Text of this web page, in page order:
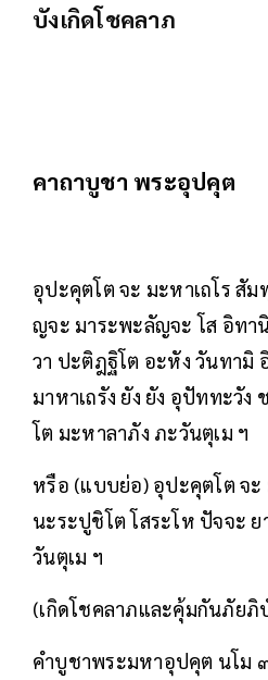
คาถาบูชา พระอุปคุต
อุปะคุตโต จะ มะหาเถโร สัม
ญจะ มาระพะลัญจะ โส อิทา
วา ปะติฎฐิโต อะหัง วันทามิ
มาหาเถรัง ยัง ยัง อุปัททะวัง
โต มะหาลาภัง ภะวันตุเม ฯ
หรือ (แบบย่อ) อุปะคุตโต จะ
นะระปูชิโต โสระโห ปัจจะ
วันตุเม ฯ
(เกิดโชคลาภและคุ้มกันภัยภิ
คำบูชาพระมหาอุปคุต นโม